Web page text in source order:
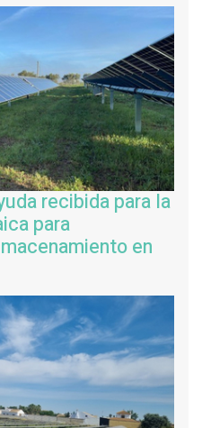
recibida para la
para
en